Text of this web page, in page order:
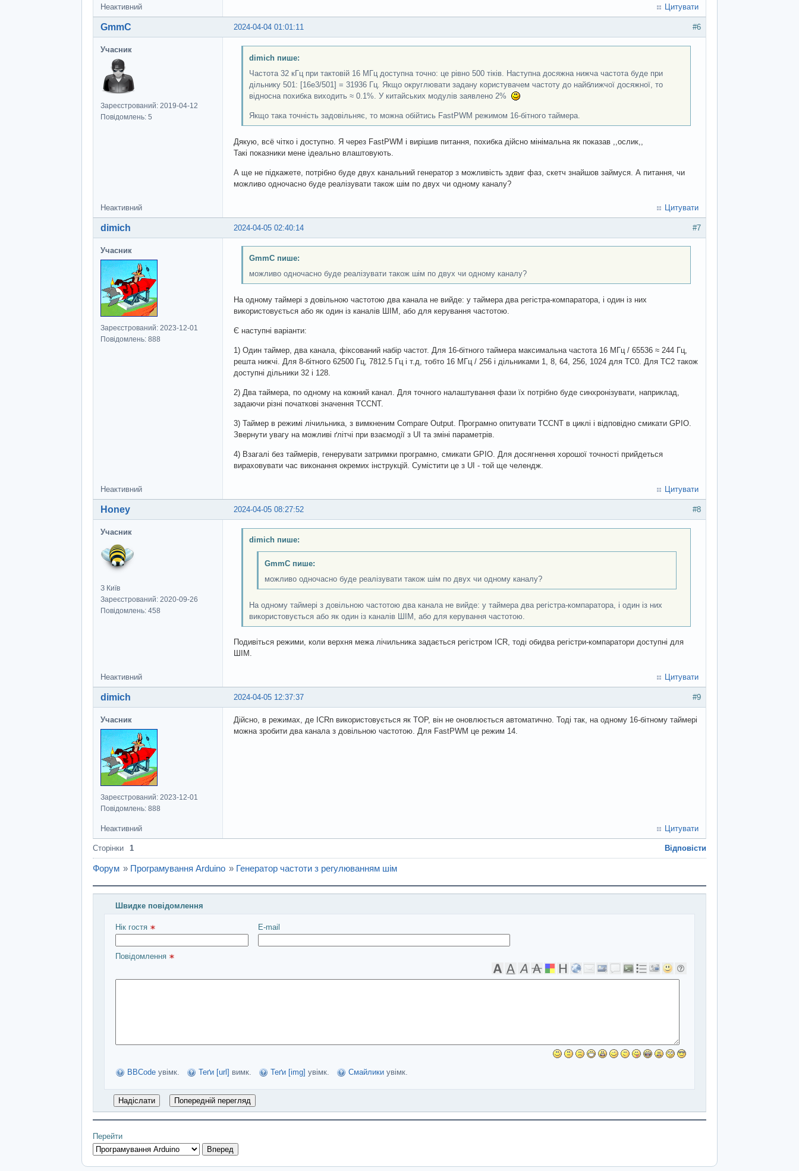
Неактивний Цитувати
#6
2024-04-04 01:01:11
GmmC
Учасник
Зареєстрований: 2019-04-12
Повідомлень: 5
dimich пише:
Частота 32 кГц при тактовій 16 МГц доступна точно: це рівно 500 тіків. Наступна досяжна нижча частота буде при
дільнику 501: [16e3/501] = 31936 Гц. Якщо округлювати задану користувачем частоту до найближчої досяжної, то
відносна похибка виходить ≈ 0.1%. У китайських модулів заявлено 2%
Якщо така точність задовільняє, то можна обійтись FastPWM режимом 16-бітного таймера.
Дякую, всё чітко і доступно. Я через FastPWM і вирішив питання, похибка дійсно мінімальна як показав ,,ослик,,
Такі показники мене ідеально влаштовують.
А ще не підкажете, потрібно буде двух канальний генератор з можливість здвиг фаз, скетч знайшов займуся. А питання, чи
можливо одночасно буде реалізувати також шім по двух чи одному каналу?
Неактивний Цитувати
#7
2024-04-05 02:40:14
dimich
Учасник
Зареєстрований: 2023-12-01
Повідомлень: 888
GmmC пише:
можливо одночасно буде реалізувати також шім по двух чи одному каналу?
На одному таймері з довільною частотою два канала не вийде: у таймера два регістра-компаратора, і один із них
використовується або як один із каналів ШІМ, або для керування частотою.
Є наступні варіанти:
1) Один таймер, два канала, фіксований набір частот. Для 16-бітного таймера максимальна частота 16 МГц / 65536 ≈ 244 Гц,
решта нижчі. Для 8-бітного 62500 Гц, 7812.5 Гц і т.д, тобто 16 МГц / 256 і дільниками 1, 8, 64, 256, 1024 для TC0. Для TC2 також
доступні дільники 32 і 128.
2) Два таймера, по одному на кожний канал. Для точного налаштування фази їх потрібно буде синхронізувати, наприклад,
задаючи різні початкові значення TCCNT.
3) Таймер в режимі лічильника, з вимкненим Compare Output. Програмно опитувати TCCNT в циклі і відповідно смикати GPIO.
Звернути увагу на можливі ґлітчі при взаємодії з UI та зміні параметрів.
4) Взагалі без таймерів, генерувати затримки програмно, смикати GPIO. Для досягнення хорошої точності прийдеться
вираховувати час виконання окремих інструкцій. Сумістити це з UI - той ще челендж.
Неактивний Цитувати
#8
2024-04-05 08:27:52
Honey
Учасник
З Київ
Зареєстрований: 2020-09-26
Повідомлень: 458
dimich пише:
GmmC пише:
можливо одночасно буде реалізувати також шім по двух чи одному каналу?
На одному таймері з довільною частотою два канала не вийде: у таймера два регістра-компаратора, і один із них
використовується або як один із каналів ШІМ, або для керування частотою.
Подивіться режими, коли верхня межа лічильника задається регістром ICR, тоді обидва регістри-компаратори доступні для
ШІМ.
Неактивний Цитувати
#9
2024-04-05 12:37:37
dimich
Учасник
Зареєстрований: 2023-12-01
Повідомлень: 888
Дійсно, в режимах, де ICRn використовується як TOP, він не оновлюється автоматично. Тоді так, на одному 16-бітному таймері
можна зробити два канала з довільною частотою. Для FastPWM це режим 14.
Неактивний Цитувати
Сторінки 1 Відповісти
Форум » Програмування Arduino » Генератор частоти з регулюванням шім
Швидке повідомлення
Введіть повідомлення і натисніть Надіслати
Нік гостя E-mail
Повідомлення
BBCode увімк. Теґи [url] вимк. Теґи [img] увімк. Смайлики увімк.
Перейти